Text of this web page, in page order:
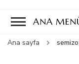
ANA
Ana sayfa